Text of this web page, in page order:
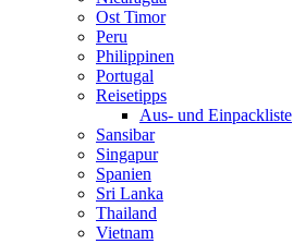
Ost Timor
Peru
Philippinen
Portugal
Reisetipps
Aus- und Einpackliste
Sansibar
Singapur
Spanien
Sri Lanka
Thailand
Vietnam